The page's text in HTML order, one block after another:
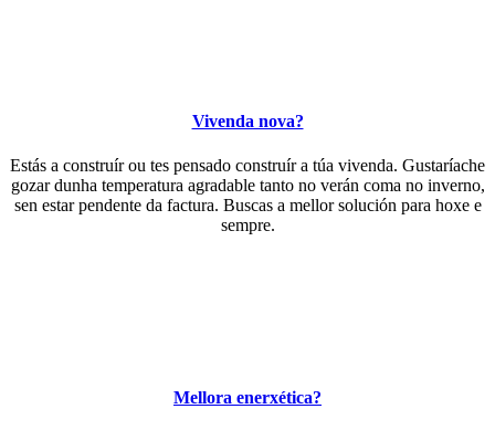
Vivenda nova?
Estás a construír ou tes pensado construír a túa vivenda. Gustaríache
gozar dunha temperatura agradable tanto no verán coma no inverno,
sen estar pendente da factura. Buscas a mellor solución para hoxe e
sempre.
Mellora enerxética?